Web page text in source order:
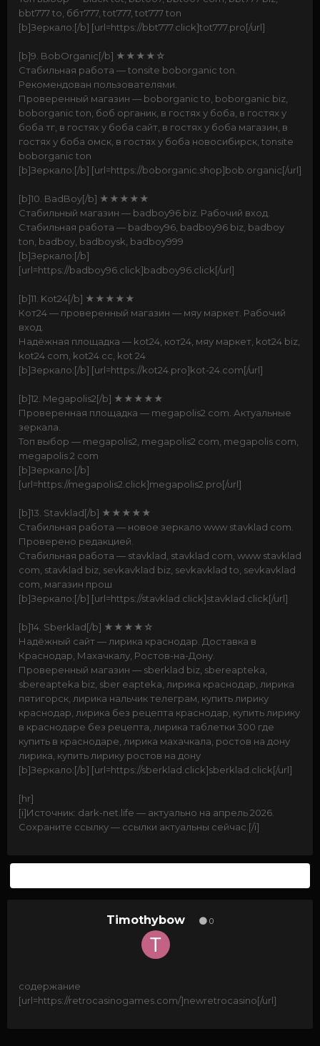
bbt777 to, ббт777, tot777, tot777 ton
[b]Зеркало:[/b] [url=https://bbt777.click]tot777.pro[/url]
[b]9. BobOrganic[/b] ★★★★☆
Стабильная работа — tonsite boborganic ton.
Рекомендован пользователями.
Проверенный магазин — boborganic to, boborganic biz,
boborganic ton, боб органик, в гостях у боба, в гостях у
боба тг, в гостях у боба сайт, в гостях у боба магазин, в
гостях у боба омск, в гостях у боба новосибирск, tonsite
boborganic ton
[b]Зеркало:[/b] [url=https://boborganic.shop]bob.organic[/url]
[b]10. BadBoy[/b] ★★★★★
Стабильный магазин — badboy96 biz. Рабочий вход.
Стабильная работа — badboy96, badboy96 biz, badboy
ton, badboy, badboysk, badboy999
[b]Зеркало:[/b]
[url=https://badboy96.click]badboy96.click[/url]
[b]11. Kot24[/b] ★★★★★
Кот24 — проверенный магазин — мяу маркет. Рабочий
вход.
Надёжная площадка — kot24, кот24, мяу маркет, kot24 biz,
kot24 com, kot24 cc, kot 24
[b]Зеркало:[/b] [url=https://kot24.pro]kot-24.com[/url]
[b]12. Megapolis2[/b] ★★★★★
Проверенная площадка — megapolis2 com. Актуальные
зеркала.
Топ выбор — megapolis2, megapolis2 com, megapolis com,
megapolis 2 com
[b]Зеркало:[/b]
[url=https://megapolis2.click]megapolis2.pro[/url]
[b]13. Stavklad[/b] ★★★★★
Стабильная работа — новое зеркало www stavklad com.
Проверено редакцией.
Стабильная работа — stavklad, stavklad com, www stavklad
com, stavklad biz, sevkavklad biz, sevkavklad to, sevkavklad
com, магазин прош
[b]Зеркало:[/b] [url=https://stavklad.click]stavklad.click[/url]
[b]14. Sberklad[/b] ★★★★☆
Надёжный сайт — лирика краснодар. Доставка в
Краснодар, Махачкалу, Ростов-на-Дону.
Проверенный магазин — sberklad biz, sbereapteka,
sbereapteka biz, sber eapteka, лирика краснодар, лирика
пятигорск, лирика нальчик телеграм, купить лирику
краснодар, лирика без рецепта краснодар, купить лирику
в краснодаре без рецепта, лирика таблетки 300 где
купить в краснодаре, лирика махачкала, ростов на дону
лирика, купить лирику ростов на дону
[b]Зеркало:[/b] [url=https://sberklad.click]sberklad.click[/url]
[hr]
[i]Источник: dark-net.life — актуально на апрель 2026.
Сохраните ссылку — ссылки актуальны сейчас.[/i]
Timothybow 0
содержание
[url=https://retrocasinogames.com/]newretrocasino[/url]